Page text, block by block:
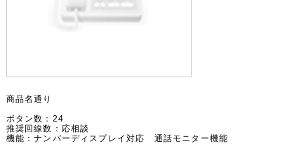
商品名通り
ボタン数：24
推奨回線数：応相談
機能：ナンバーディスプレイ対応 通話モニター機能